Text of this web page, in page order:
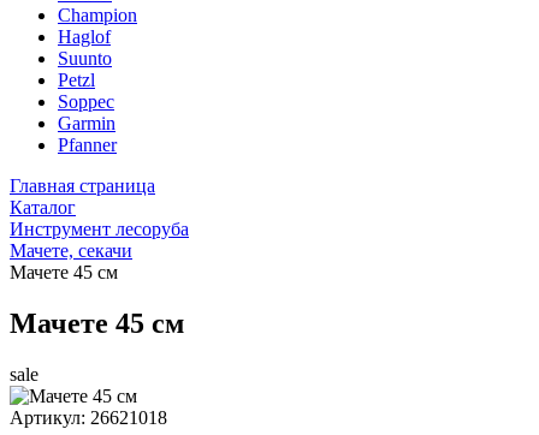
Champion
Haglof
Suunto
Petzl
Soppec
Garmin
Pfanner
Главная страница
Каталог
Инструмент лесоруба
Мачете, секачи
Мачете 45 см
Мачете 45 см
sale
Артикул: 26621018